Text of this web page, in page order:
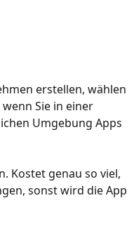
erstellen, wählen
Sie in einer
Umgebung Apps
Kostet genau so viel,
sonst wird die App